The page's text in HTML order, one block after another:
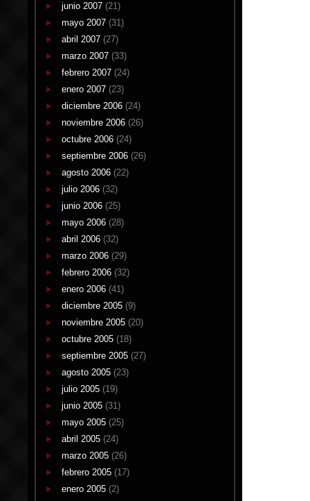
junio 2007 (21)
mayo 2007 (31)
abril 2007 (27)
marzo 2007 (33)
febrero 2007 (24)
enero 2007 (23)
diciembre 2006 (24)
noviembre 2006 (26)
octubre 2006 (24)
septiembre 2006 (26)
agosto 2006 (22)
julio 2006 (32)
junio 2006 (25)
mayo 2006 (28)
abril 2006 (32)
marzo 2006 (29)
febrero 2006 (32)
enero 2006 (41)
diciembre 2005 (9)
noviembre 2005 (20)
octubre 2005 (18)
septiembre 2005 (27)
agosto 2005 (23)
julio 2005 (19)
junio 2005 (31)
mayo 2005 (25)
abril 2005 (24)
marzo 2005 (26)
febrero 2005 (17)
enero 2005 (2)